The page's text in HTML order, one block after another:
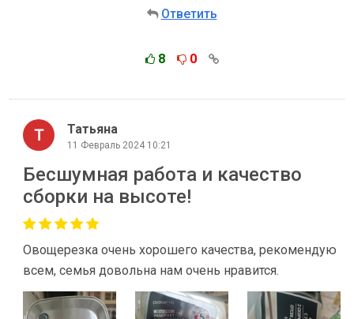
Ответить
8 0
Татьяна
11 Февраль 2024 10:21
Бесшумная работа и качество
сборки на высоте!
Овощерезка очень хорошего качества, рекомендую
всем, семья довольна нам очень нравится.